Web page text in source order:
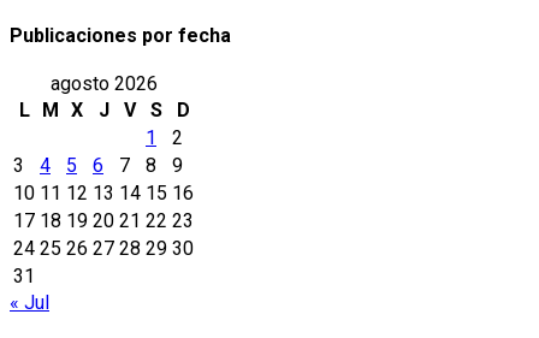
Publicaciones por fecha
agosto 2026
L
M X J V S
D
1
2
3
4 5 6 7 8
9
10 11 12 13 14 15 16
17 18 19 20 21 22 23
24 25 26 27 28 29 30
31
« Jul